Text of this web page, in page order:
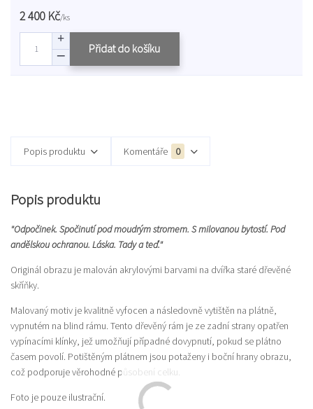
2 400 Kč/ks
Přidat do košíku
Popis produktu Komentáře 0
Popis produktu
"Odpočinek. Spočinutí pod moudrým stromem. S milovanou bytostí. Pod
andělskou ochranou. Láska. Tady a teď."
Originál obrazu je malován akrylovými barvami na dvířka staré dřevěné
skříňky.
Malovaný motiv je kvalitně vyfocen a následovně vytištěn na plátně,
vypnutém na blind rámu. Tento dřevěný rám je ze zadní strany opatřen
vypínacími klínky, jež umožňují případné dovypnutí, pokud se plátno
časem povolí. Potištěným plátnem jsou potaženy i boční hrany obrazu,
což podporuje věrohodné působení celku.
Foto je pouze ilustrační.